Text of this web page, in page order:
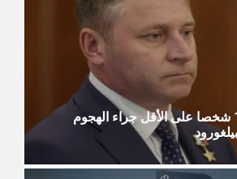
حاكم: إصابة 13 شخصا على الأقل جراء الهجوم